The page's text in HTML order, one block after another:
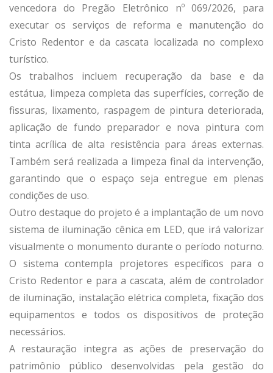
vencedora do Pregão Eletrônico nº 069/2026, para
executar os serviços de reforma e manutenção do
Cristo Redentor e da cascata localizada no complexo
turístico.
Os trabalhos incluem recuperação da base e da
estátua, limpeza completa das superfícies, correção de
fissuras, lixamento, raspagem de pintura deteriorada,
aplicação de fundo preparador e nova pintura com
tinta acrílica de alta resistência para áreas externas.
Também será realizada a limpeza final da intervenção,
garantindo que o espaço seja entregue em plenas
condições de uso.
Outro destaque do projeto é a implantação de um novo
sistema de iluminação cênica em LED, que irá valorizar
visualmente o monumento durante o período noturno.
O sistema contempla projetores específicos para o
Cristo Redentor e para a cascata, além de controlador
de iluminação, instalação elétrica completa, fixação dos
equipamentos e todos os dispositivos de proteção
necessários.
A restauração integra as ações de preservação do
patrimônio público desenvolvidas pela gestão do